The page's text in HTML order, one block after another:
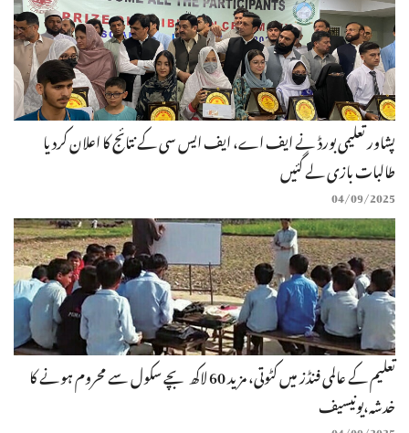
پشاور تعلیمی بورڈ نے ایف اے، ایف ایس سی کے نتائج کا اعلان کردیا
طالبات بازی لے گئیں
04/09/2025
تعلیم کے عالمی فنڈز میں کٹوتی، مزید 60 لاکھ بچے سکول سے محروم ہونے کا
خدشہ،یونیسیف